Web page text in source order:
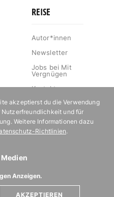
REISE
Autor*innen
Newsletter
Jobs bei Mit
Vergnügen
Kontakt
Mediakit
Impressum
Datenschutz
Newsletter!
akzeptierst du die Verwendung
und für
Weitere Informationen dazu
Richtlinien.
Anzeigen.
AKZEPTIEREN